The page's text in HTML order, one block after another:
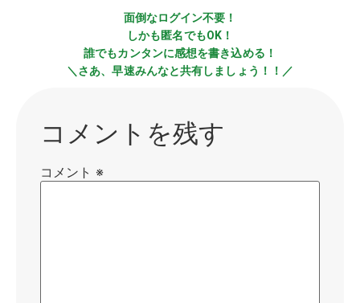
面倒なログイン不要！
しかも匿名でもOK！
誰でもカンタンに感想を書き込める！
＼さあ、早速みんなと共有しましょう！！／
コメントを残す
コメント ※